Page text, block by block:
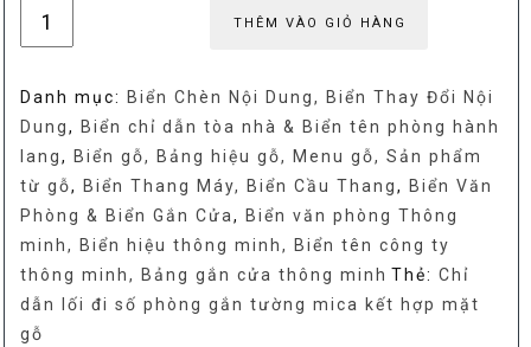
lối
đi
số
phòng
gắn
tường
mica
kết
hợp
THÊM VÀO GIỎ HÀNG
Danh mục: Biển Chèn Nội Dung, Biển Thay Đổi Nội
Dung, Biển chỉ dẫn tòa nhà & Biển tên phòng hành
lang, Biển gỗ, Bảng hiệu gỗ, Menu gỗ, Sản phẩm
từ gỗ, Biển Thang Máy, Biển Cầu Thang, Biển Văn
Phòng & Biển Gắn Cửa, Biển văn phòng Thông
minh, Biển hiệu thông minh, Biển tên công ty
thông minh, Bảng gắn cửa thông minh Thẻ:Chỉ
dẫn lối đi số phòng gắn tường mica kết hợp mặt
gỗ